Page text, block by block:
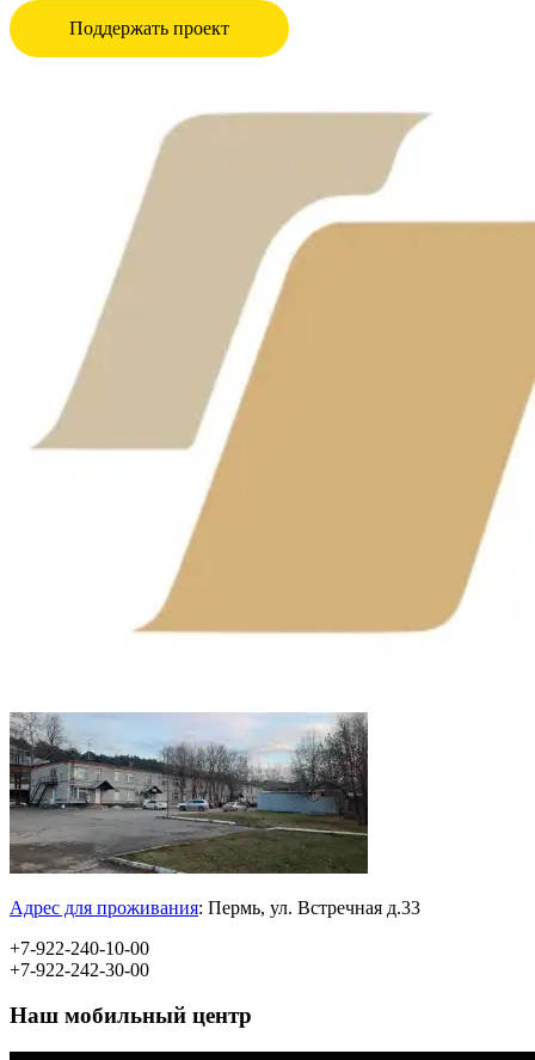
Поддержать проект
Адрес для проживания: Пермь, ул. Встречная д.33
+7-922-240-10-00
+7-922-242-30-00
Наш мобильный центр